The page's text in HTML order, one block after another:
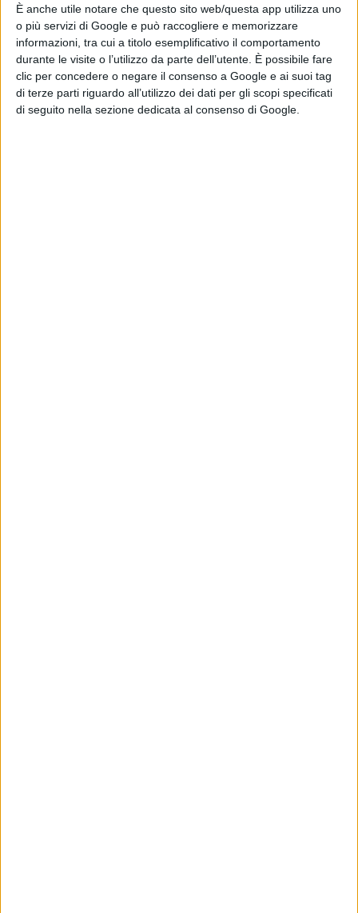
È anche utile notare che questo sito web/questa app utilizza uno
o più servizi di Google e può raccogliere e memorizzare
informazioni, tra cui a titolo esemplificativo il comportamento
durante le visite o l’utilizzo da parte dell’utente. È possibile fare
clic per concedere o negare il consenso a Google e ai suoi tag
di terze parti riguardo all’utilizzo dei dati per gli scopi specificati
di seguito nella sezione dedicata al consenso di Google.
Chi siamoContatti Privacy PolicyCookie Policy
Emanuela Giuliani CFGLNMNL77T43L639 Disclaimer